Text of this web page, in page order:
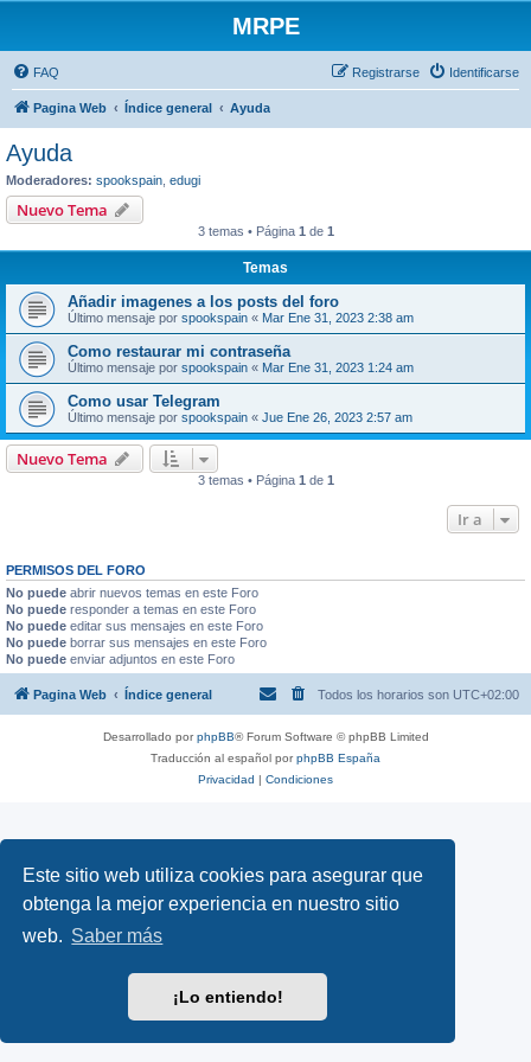
Este sitio web utiliza cookies para asegurar que
obtenga la mejor experiencia en nuestro sitio
web. Saber más
¡Lo entiendo!
MRPE
FAQ Identificarse
Registrarse
Pagina Web Índice general Ayuda
Ayuda
Moderadores: spookspain edugi
Nuevo Tema
3 temas • Página 1 de 1
Temas
Añadir imagenes a los posts del foro
Último mensaje por spookspain « Mar Ene 31, 2023 2:38 am
Como restaurar mi contraseña
Último mensaje por spookspain « Mar Ene 31, 2023 1:24 am
Como usar Telegram
Último mensaje por spookspain « Jue Ene 26, 2023 2:57 am
Nuevo Tema
3 temas • Página 1 de 1
Ir a
PERMISOS DEL FORO
No puede abrir nuevos temas en este Foro
No puede responder a temas en este Foro
No puede editar sus mensajes en este Foro
No puede borrar sus mensajes en este Foro
No puede enviar adjuntos en este Foro
Pagina Web Índice general Todos los horarios son UTC+02:00
Desarrollado porphpBB® Forum Software © phpBB Limited
Traducción al español porphpBB España
Privacidad | Condiciones